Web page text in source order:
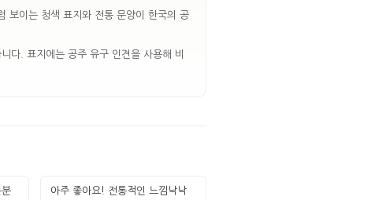
보이는 청색 표지와 전통 문양이 한국의 공
다. 표지에는 공주 유구 인견을 사용해 비
분
아주 좋아요! 전통적인 느낌낙낙